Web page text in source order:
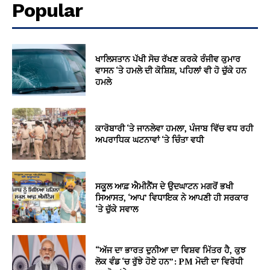
Popular
ਖਾਲਿਸਤਾਨ ਪੱਖੀ ਸੋਚ ਰੱਖਣ ਕਰਕੇ ਰੰਜੀਵ ਕੁਮਾਰ
ਵਾਸਨ ‘ਤੇ ਹਮਲੇ ਦੀ ਕੋਸ਼ਿਸ਼, ਪਹਿਲਾਂ ਵੀ ਹੋ ਚੁੱਕੇ ਹਨ
ਹਮਲੇ
ਕਾਰੋਬਾਰੀ ‘ਤੇ ਜਾਨਲੇਵਾ ਹਮਲਾ, ਪੰਜਾਬ ਵਿੱਚ ਵਧ ਰਹੀ
ਅਪਰਾਧਿਕ ਘਟਨਾਵਾਂ ‘ਤੇ ਚਿੰਤਾ ਵਧੀ
ਸਕੂਲ ਆਫ਼ ਐਮੀਨੈਂਸ ਦੇ ਉਦਘਾਟਨ ਮਗਰੋਂ ਭਖੀ
ਸਿਆਸਤ, ‘ਆਪ’ ਵਿਧਾਇਕ ਨੇ ਆਪਣੀ ਹੀ ਸਰਕਾਰ
‘ਤੇ ਚੁੱਕੇ ਸਵਾਲ
“ਅੱਜ ਦਾ ਭਾਰਤ ਦੁਨੀਆ ਦਾ ਵਿਸ਼ਵ ਮਿੱਤਰ ਹੈ, ਕੁਝ
ਲੋਕ ਵੰਡ ‘ਚ ਰੁੱਝੇ ਹੋਏ ਹਨ”: PM ਮੋਦੀ ਦਾ ਵਿਰੋਧੀ